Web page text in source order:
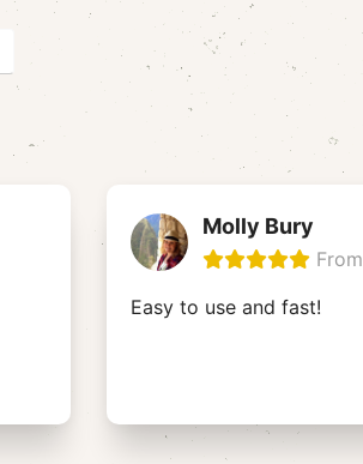
Molly Bury
From
Easy to use and fast!